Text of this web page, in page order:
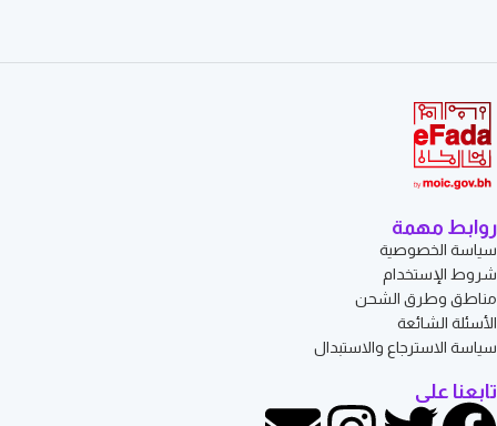
روابط مهمة
سياسة الخصوصية
شروط الإستخدام
مناطق وطرق الشحن
الأسئلة الشائعة
سياسة الاسترجاع والاستبدال
تابعنا على